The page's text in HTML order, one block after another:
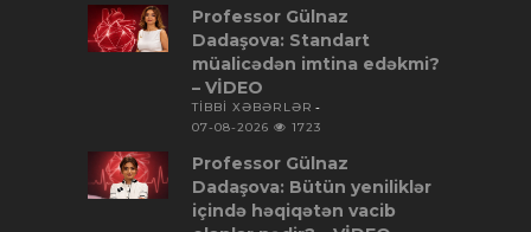
Professor Gülnaz
Dadaşova: Standart
müalicədən imtina edəkmi?
– VİDEO
TİBBİ XƏBƏRLƏR
07-08-2026
1723
Professor Gülnaz
Dadaşova: Bütün yeniliklər
içində həqiqətən vacib